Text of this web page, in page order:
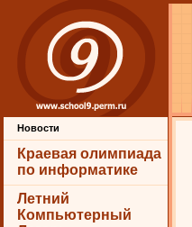
Новости
Краевая олимпиада
по информатике
Летний
Компьютерный